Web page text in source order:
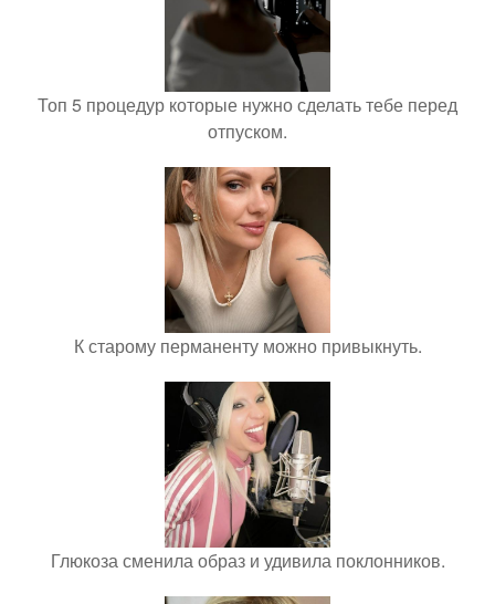
Топ 5 процедур которые нужно сделать тебе перед
отпуском.
К старому перманенту можно привыкнуть.
Глюкоза сменила образ и удивила поклонников.